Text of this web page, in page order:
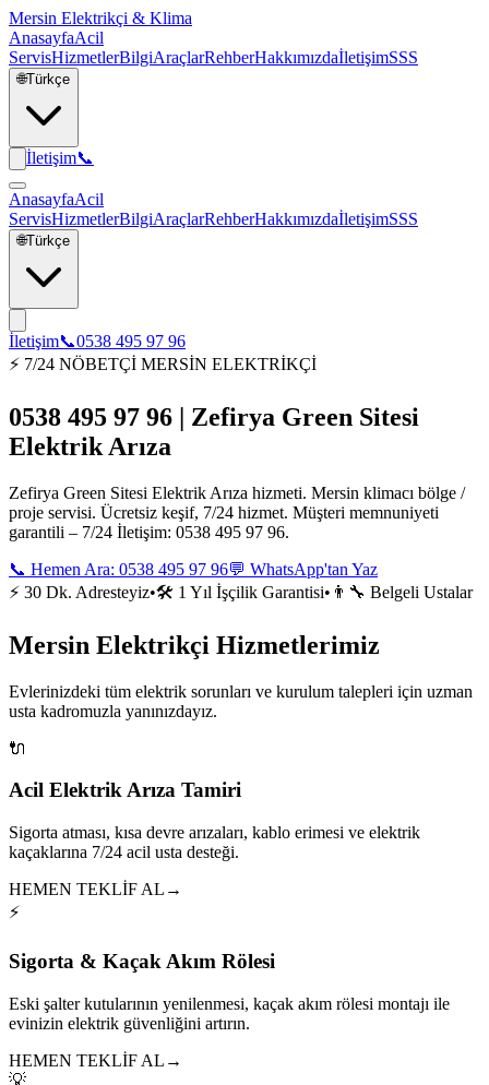
Mersin Elektrikçi & Klima
AnasayfaAcil
ServisHizmetlerBilgiAraçlarRehberHakkımızdaİletişimSSS
🌐Türkçe
İletişim📞
AnasayfaAcil
ServisHizmetlerBilgiAraçlarRehberHakkımızdaİletişimSSS
🌐Türkçe
İletişim📞0538 495 97 96
⚡ 7/24 NÖBETÇİ MERSİN ELEKTRİKÇİ
0538 495 97 96 | Zefirya Green Sitesi
Elektrik Arıza
Zefirya Green Sitesi Elektrik Arıza hizmeti. Mersin klimacı bölge /
proje servisi. Ücretsiz keşif, 7/24 hizmet. Müşteri memnuniyeti
garantili – 7/24 İletişim: 0538 495 97 96.
📞 Hemen Ara: 0538 495 97 96💬 WhatsApp'tan Yaz
⚡ 30 Dk. Adresteyiz•🛠️ 1 Yıl İşçilik Garantisi• 👨‍🔧 Belgeli Ustalar
Mersin Elektrikçi Hizmetlerimiz
Evlerinizdeki tüm elektrik sorunları ve kurulum talepleri için uzman
usta kadromuzla yanınızdayız.
🔌
Acil Elektrik Arıza Tamiri
Sigorta atması, kısa devre arızaları, kablo erimesi ve elektrik
kaçaklarına 7/24 acil usta desteği.
HEMEN TEKLİF AL →
⚡
Sigorta & Kaçak Akım Rölesi
Eski şalter kutularının yenilenmesi, kaçak akım rölesi montajı ile
evinizin elektrik güvenliğini artırın.
HEMEN TEKLİF AL →
💡